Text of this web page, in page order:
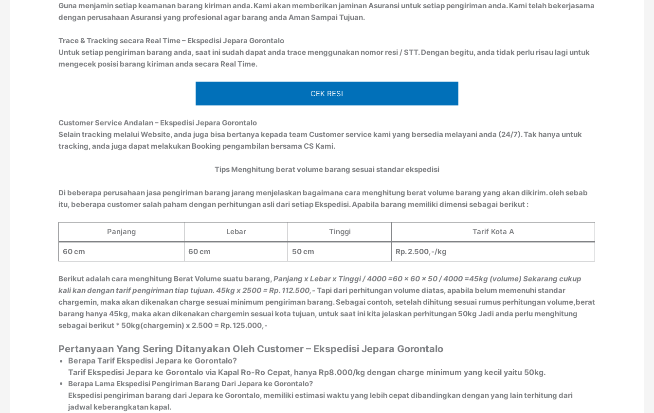
Guna menjamin setiap keamanan barang kiriman anda. Kami akan memberikan jaminan Asuransi untuk setiap pengiriman anda. Kami telah bekerjasama
dengan perusahaan Asuransi yang profesional agar barang anda Aman Sampai Tujuan.
Trace & Tracking secara Real Time – Ekspedisi Jepara Gorontalo
Untuk setiap pengiriman barang anda, saat ini sudah dapat anda trace menggunakan nomor resi / STT. Dengan begitu, anda tidak perlu risau lagi untuk
mengecek posisi barang kiriman anda secara Real Time.
CEK RESI
Customer Service Andalan – Ekspedisi Jepara Gorontalo
Selain tracking melalui Website, anda juga bisa bertanya kepada team Customer service kami yang bersedia melayani anda (24/7). Tak hanya untuk
tracking, anda juga dapat melakukan Booking pengambilan bersama CS Kami.
Tips Menghitung berat volume barang sesuai standar ekspedisi
Di beberapa perusahaan jasa pengiriman barang jarang menjelaskan bagaimana cara menghitung berat volume barang yang akan dikirim. oleh sebab
itu, beberapa customer salah paham dengan perhitungan asli dari setiap Ekspedisi. Apabila barang memiliki dimensi sebagai berikut :
Panjang Lebar Tinggi Tarif Kota A
60 cm 60 cm 50 cm Rp. 2.500,-/kg
Berikut adalah cara menghitung Berat Volume suatu barang,Panjang x Lebar x Tinggi / 4000 =60 x 60 x 50 / 4000 =45kg (volume) Sekarang cukup
kali kan dengan tarif pengiriman tiap tujuan. 45kg x 2500 = Rp. 112.500,- Tapi dari perhitungan volume diatas, apabila belum memenuhi standar
chargemin, maka akan dikenakan charge sesuai minimum pengiriman barang. Sebagai contoh, setelah dihitung sesuai rumus perhitungan volume,berat
barang hanya 45kg, maka akan dikenakan chargemin sesuai kota tujuan, untuk saat ini kita jelaskan perhitungan 50kg Jadi anda perlu menghitung
sebagai berikut * 50kg(chargemin) x 2.500 = Rp. 125.000,-
Pertanyaan Yang Sering Ditanyakan Oleh Customer – Ekspedisi Jepara Gorontalo
Berapa Tarif Ekspedisi Jepara ke Gorontalo?
Tarif Ekspedisi Jepara ke Gorontalo via Kapal Ro-Ro Cepat, hanya Rp8.000/kg dengan charge minimum yang kecil yaitu 50kg.
Berapa Lama Ekspedisi Pengiriman Barang Dari Jepara ke Gorontalo?
Ekspedisi pengiriman barang dari Jepara ke Gorontalo, memiliki estimasi waktu yang lebih cepat dibandingkan dengan yang lain terhitung dari
jadwal keberangkatan kapal.